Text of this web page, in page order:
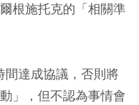
根施托克的「相關準
達成協議，否則將
」，但不認為事情會